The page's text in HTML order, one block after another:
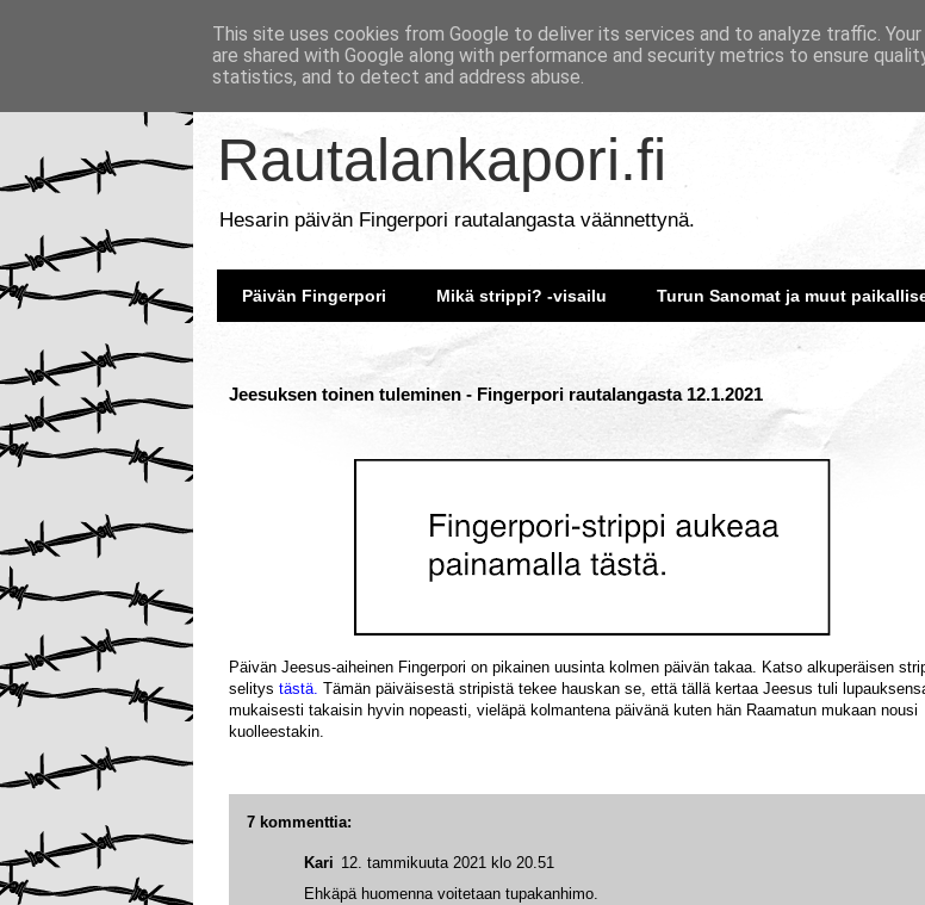
Rautalankapori.fi
Hesarin päivän Fingerpori rautalangasta väännettynä.
Päivän Fingerpori Mikä strippi? -visailu Turun Sanomat ja muut
Jeesuksen toinen tuleminen - Fingerpori rautalangasta 12.1.2021
Päivän Jeesus-aiheinen Fingerpori on pikainen uusinta kolmen päivän takaa. Katso alkuperäisen
selitys tästä. Tämän päiväisestä stripistä tekee hauskan se, että tällä kertaa Jeesus tuli
mukaisesti takaisin hyvin nopeasti, vieläpä kolmantena päivänä kuten hän Raamatun mukaan nousi
kuolleestakin.
7 kommenttia:
Kari 12. tammikuuta 2021 klo 20.51
Ehkäpä huomenna voitetaan tupakanhimo.
This site uses cookies from Google to deliver its services and to analyze traffic.
are shared with Google along with performance and security metrics to ensure
statistics, and to detect and address abuse.